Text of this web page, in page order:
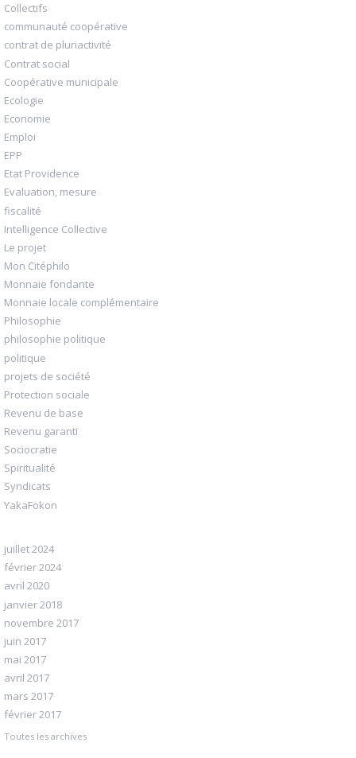
Collectifs
communauté coopérative
contrat de pluriactivité
Contrat social
Coopérative municipale
Ecologie
Economie
Emploi
EPP
Etat Providence
Evaluation, mesure
fiscalité
Intelligence Collective
Le projet
Mon Citéphilo
Monnaie fondante
Monnaie locale complémentaire
Philosophie
philosophie politique
politique
projets de société
Protection sociale
Revenu de base
Revenu garanti
Sociocratie
Spiritualité
Syndicats
YakaFokon
juillet 2024
février 2024
avril 2020
janvier 2018
novembre 2017
juin 2017
mai 2017
avril 2017
mars 2017
février 2017
Toutes les archives